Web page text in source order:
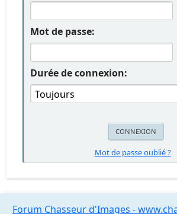
Mot de passe:
Durée de connexion:
Mot de passe oublié ?
Forum Chasseur d'Images -